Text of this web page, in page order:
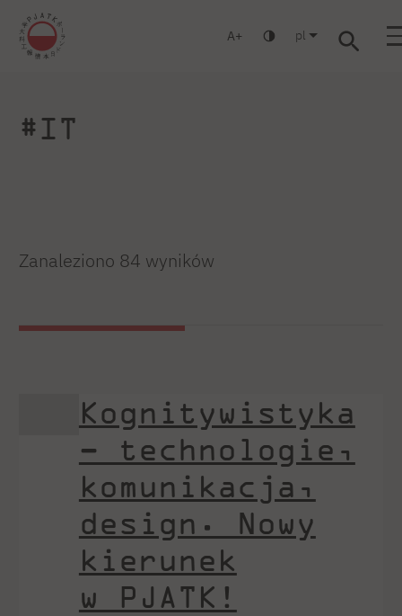
A pl
Zaloguj się
#IT
Zanaleziono 84 wyników
Kognitywistyka
– technologie,
komunikacja,
design. Nowy
kierunek
w PJATK!